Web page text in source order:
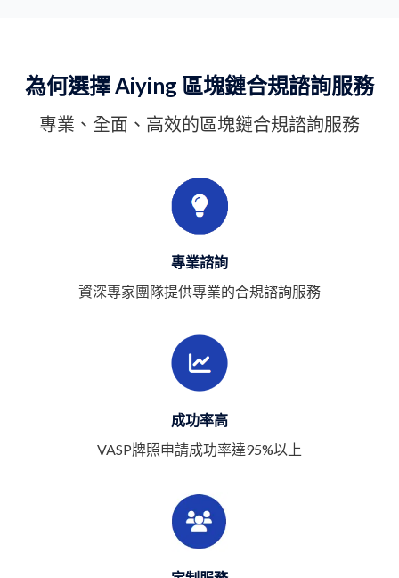
為何選擇 Aiying 區塊鏈合規諮詢服務
專業、全面、高效的區塊鏈合規諮詢服務
專業諮詢
資深專家團隊提供專業的合規諮詢服務
成功率高
VASP牌照申請成功率達95%以上